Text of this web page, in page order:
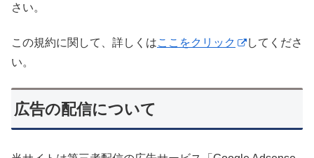
さい。
この規約に関して、詳しくはここをクリック
してくださ
い。
広告の配信について